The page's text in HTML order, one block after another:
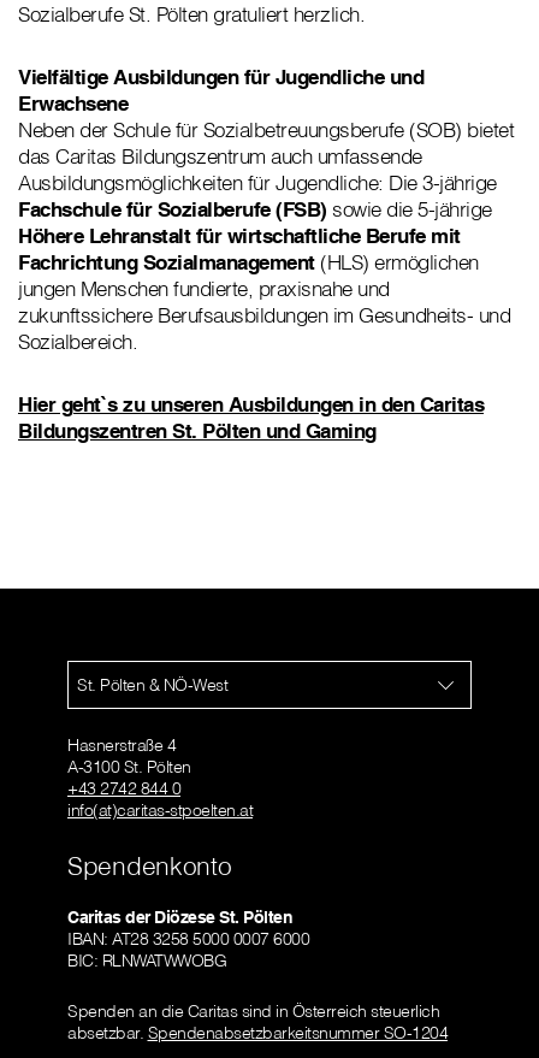
Sozialberufe St. Pölten gratuliert herzlich.
Vielfältige Ausbildungen für Jugendliche und
Erwachsene
Neben der Schule für Sozialbetreuungsberufe (SOB) bietet
das Caritas Bildungszentrum auch umfassende
Ausbildungsmöglichkeiten für Jugendliche: Die 3-jährige
Fachschule für Sozialberufe (FSB) sowie die 5-jährige
Höhere Lehranstalt für wirtschaftliche Berufe mit
Fachrichtung Sozialmanagement(HLS) ermöglichen
jungen Menschen fundierte, praxisnahe und
zukunftssichere Berufsausbildungen im Gesundheits- und
Sozialbereich.
Hier geht`s zu unseren Ausbildungen in den Caritas
Bildungszentren St. Pölten und Gaming
St. Pölten & NÖ-West
Hasnerstraße 4
A-3100 St. Pölten
+43 2742 844 0
info(at)caritas-stpoelten.at
Spendenkonto
Caritas der Diözese St. Pölten
IBAN: AT28 3258 5000 0007 6000
BIC: RLNWATWWOBG
Spenden an die Caritas sind in Österreich steuerlich
absetzbar. Spendenabsetzbarkeitsnummer SO-1204